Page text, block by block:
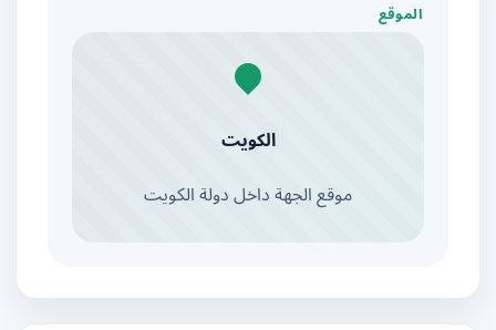
الموقع
الكويت
موقع الجهة داخل دولة الكويت